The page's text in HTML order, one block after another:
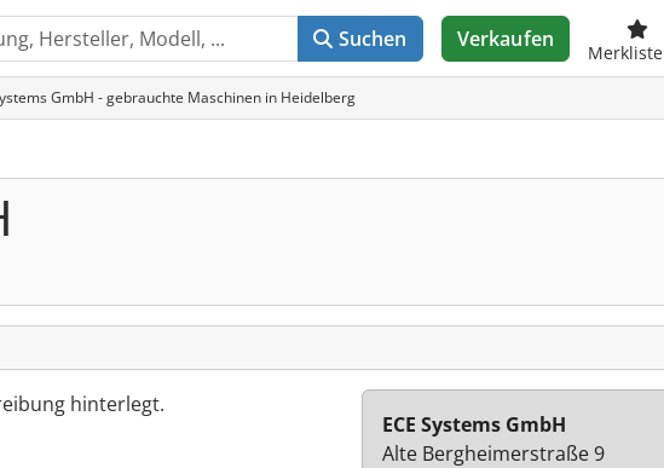
Suchen Verkaufen
Merkliste
GmbH - gebrauchte Maschinen in Heidelberg
hinterlegt.
ECE Systems GmbH
Alte Bergheimerstraße 9